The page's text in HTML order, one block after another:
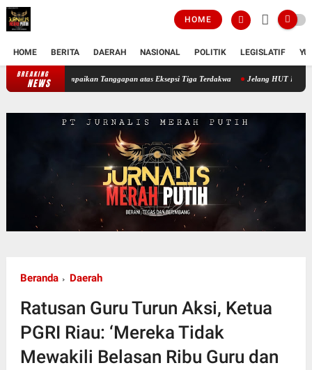
HOME
HOME BERITA DAERAH NASIONAL POLITIK LEGISLATIF
BREAKING
NEWSSidang Ketiga Dugaan Korupsi PT Semen Baturaja, JPU Sampaikan
Beranda Daerah
Ratusan Guru Turun Aksi, Ketua
PGRI Riau: ‘Mereka Tidak
Mewakili Belasan Ribu Guru dan